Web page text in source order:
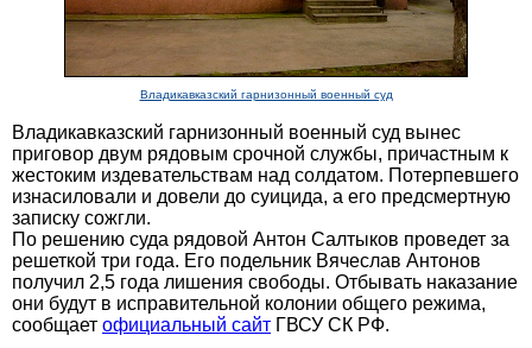
Владикавказский гарнизонный военный суд
Владикавказский гарнизонный военный суд вынес
приговор двум рядовым срочной службы, причастным к
жестоким издевательствам над солдатом. Потерпевшего
изнасиловали и довели до суицида, а его предсмертную
записку сожгли.
По решению суда рядовой Антон Салтыков проведет за
решеткой три года. Его подельник Вячеслав Антонов
получил 2,5 года лишения свободы. Отбывать наказание
они будут в исправительной колонии общего режима,
сообщает официальный сайт ГВСУ СК РФ.